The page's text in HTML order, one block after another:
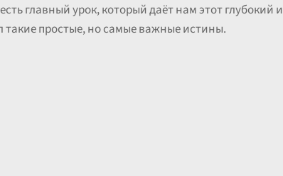
главный урок, который даёт нам этот глубокий и
простые, но самые важные истины.